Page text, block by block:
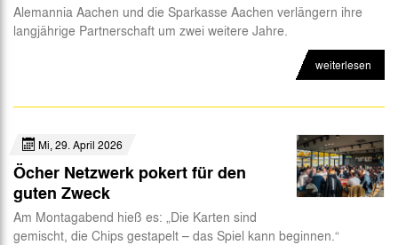
Alemannia Aachen und die Sparkasse Aachen verlängern ihre
langjährige Partnerschaft um zwei weitere Jahre.
weiterlesen
Mi, 29. April 2026
Öcher Netzwerk pokert für den
guten Zweck
Am Montagabend hieß es: „Die Karten sind
gemischt, die Chips gestapelt – das Spiel kann beginnen.“